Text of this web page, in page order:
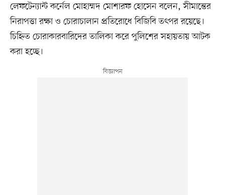
লেফটেন্যান্ট কর্নেল মোহাম্মদ মোশারফ হোসেন বলেন, সীমান্তের
নিরাপত্তা রক্ষা ও চোরাচালান প্রতিরোধে বিজিবি তৎপর রয়েছে।
চিহ্নিত চোরাকারবারিদের তালিকা করে পুলিশের সহায়তায় আটক
করা হচ্ছে।